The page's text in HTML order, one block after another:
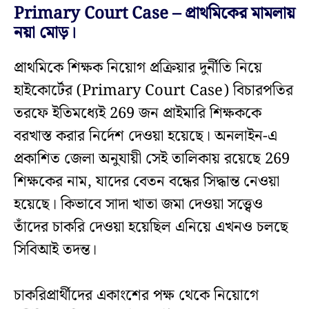
Primary Court Case – প্রাথমিকের মামলায়
নয়া মোড়।
প্রাথমিকে শিক্ষক নিয়োগ প্রক্রিয়ার দুর্নীতি নিয়ে
হাইকোর্টের (Primary Court Case) বিচারপতির
তরফে ইতিমধ্যেই 269 জন প্রাইমারি শিক্ষককে
বরখাস্ত করার নির্দেশ দেওয়া হয়েছে। অনলাইন-এ
প্রকাশিত জেলা অনুযায়ী সেই তালিকায় রয়েছে 269
শিক্ষকের নাম, যাদের বেতন বন্ধের সিদ্ধান্ত নেওয়া
হয়েছে। কিভাবে সাদা খাতা জমা দেওয়া সত্ত্বেও
তাঁদের চাকরি দেওয়া হয়েছিল এনিয়ে এখনও চলছে
সিবিআই তদন্ত।
চাকরিপ্রার্থীদের একাংশের পক্ষ থেকে নিয়োগে